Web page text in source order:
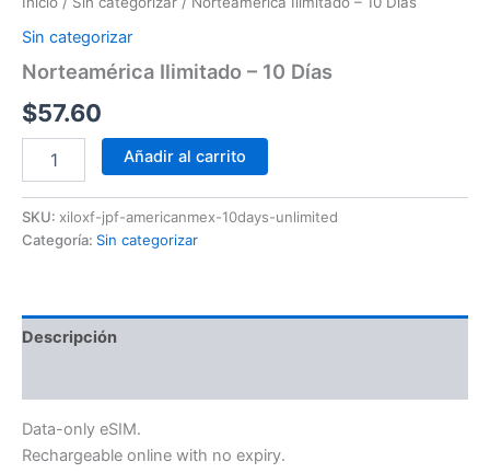
Sin categorizar
Norteamérica Ilimitado – 10 Días
$57.60
Añadir al carrito
SKU: xiloxf-jpf-americanmex-10days-unlimited
Categoría: Sin categorizar
Descripción
Data-only eSIM.
Rechargeable online with no expiry.